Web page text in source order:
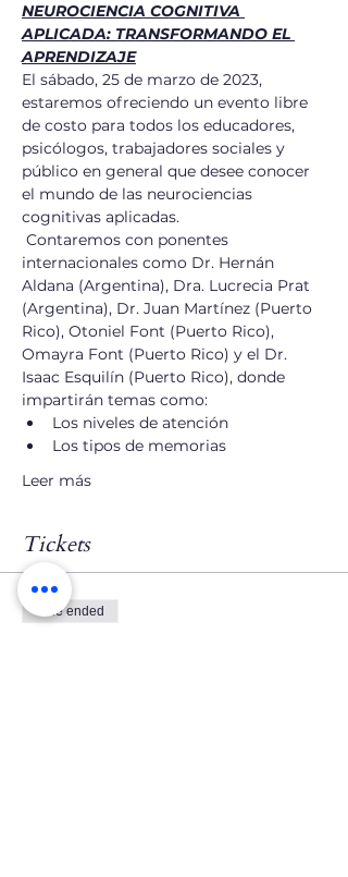
NEUROCIENCIA COGNITIVA
APLICADA: TRANSFORMANDO EL
APRENDIZAJE
El sábado, 25 de marzo de 2023,
estaremos ofreciendo un evento libre
de costo para todos los educadores,
psicólogos, trabajadores sociales y
público en general que desee conocer
el mundo de las neurociencias
cognitivas aplicadas.
Contaremos con ponentes
internacionales como Dr. Hernán
Aldana (Argentina), Dra. Lucrecia Prat
(Argentina), Dr. Juan Martínez (Puerto
Rico), Otoniel Font (Puerto Rico),
Omayra Font (Puerto Rico) y el Dr.
Isaac Esquilín (Puerto Rico), donde
impartirán temas como:
Los niveles de atención
Los tipos de memorias
Leer más
Tickets
Sale ended